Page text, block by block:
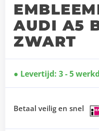
AUDI A5
ZWART
Levertijd: 3 - 5
Betaal veilig en snel